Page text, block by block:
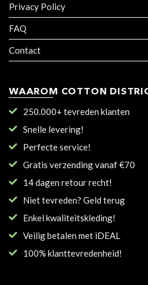
Privacy Policy
FAQ
Contact
WAAROM COTTON
250.000+ tevreden klanten
Snelle levering!
Perfecte service!
Gratis verzending vanaf €70
14 dagen retour recht!
Niet tevreden? Geld terug
Enkel kwaliteitskleding!
Veilig betalen met iDEAL
100% klanttevredenheid!